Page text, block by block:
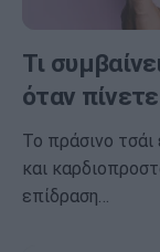
Τι
όταν
Το πράσινο τσάι
και
επίδραση…